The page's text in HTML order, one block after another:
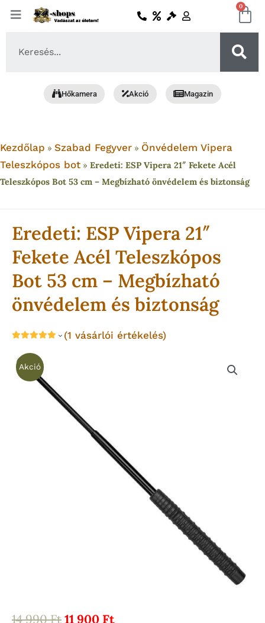
Skip
0
Hőkamera Akció Magazin
Kezdőlap » Szabad Fegyver » Önvédelem Vipera
Teleszkópos bot » Eredeti: ESP Vipera 21″ Fekete Acél
Teleszkópos Bot 53 cm – Megbízható önvédelem és biztonság
Eredeti: ESP Vipera 21″
Fekete Acél Teleszkópos
Bot 53 cm – Megbízható
önvédelem és biztonság
(1 vásárlói értékelés)
Akció
14 990FtOriginal
11 900 FtCurrent